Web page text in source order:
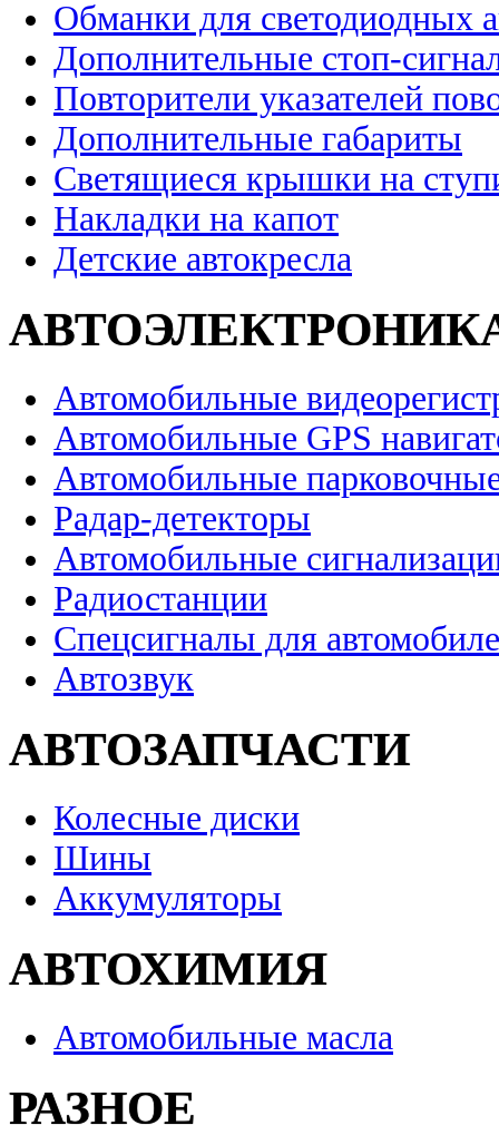
Обманки для светодиодных
Дополнительные стоп-
Повторители указателей
Дополнительные габариты
Светящиеся крышки на
Накладки на капот
Детские автокресла
Автомобильные
Автомобильные GPS
Автомобильные
Радар-детекторы
Автомобильные
Радиостанции
Спецсигналы для
Автозвук
АВТОЗАПЧАСТИ
Колесные диски
Шины
Аккумуляторы
АВТОХИМИЯ
Автомобильные масла
РАЗНОЕ